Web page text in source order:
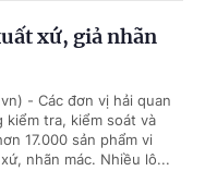
xứ, giả nhãn
- Các đơn vị hải quan
kiểm tra, kiểm soát và
17.000 sản phẩm vi
nhãn mác. Nhiều lô...